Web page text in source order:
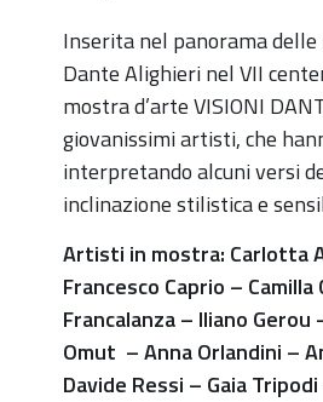
"VISIONI
DANTESCHE".
Giovani
artisti
viaggiano
con
Dante
2021-
12-
05T00:00:00+01:00
2021-
12-
Inserita nel panorama
Dante Alighieri nel VII
mostra d’arte VISIONI
giovanissimi artisti, che
interpretando alcuni versi
inclinazione stilistica e
Artisti in mostra: Carlotta
Francesco Caprio –
Francalanza – Iliano
Omut – Anna Orlandini –
Davide Ressi – Gaia